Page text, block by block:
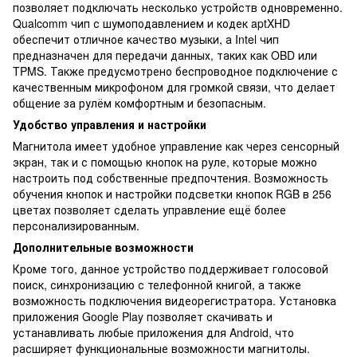
позволяет подключать несколько устройств одновременно.
Qualcomm чип с шумоподавлением и кодек aptXHD
обеспечит отличное качество музыки, а Intel чип
предназначен для передачи данных, таких как OBD или
TPMS. Также предусмотрено беспроводное подключение с
качественным микрофоном для громкой связи, что делает
общение за рулём комфортным и безопасным.
Удобство управления и настройки
Магнитола имеет удобное управление как через сенсорный
экран, так и с помощью кнопок на руле, которые можно
настроить под собственные предпочтения. Возможность
обучения кнопок и настройки подсветки кнопок RGB в 256
цветах позволяет сделать управление ещё более
персонализированным.
Дополнительные возможности
Кроме того, данное устройство поддерживает голосовой
поиск, синхронизацию с телефонной книгой, а также
возможность подключения видеорегистратора. Установка
приложения Google Play позволяет скачивать и
устанавливать любые приложения для Android, что
расширяет функциональные возможности магнитолы.